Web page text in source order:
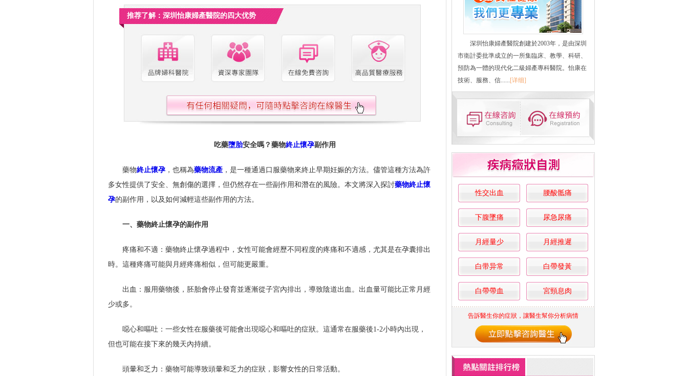
推荐了解：深圳怡康婦產醫院的四大优势
吃藥墮胎安全嗎？藥物終止懷孕副作用
藥物終止懷孕，也稱為藥物流產，是一種通過口服藥物來終止早期妊娠的方法。儘管這種方法為許
多女性提供了安全、無創傷的選擇，但仍然存在一些副作用和潛在的風險。本文將深入探討藥物終止懷
孕的副作用，以及如何減輕這些副作用的方法。
一、藥物終止懷孕的副作用
疼痛和不適：藥物終止懷孕過程中，女性可能會經歷不同程度的疼痛和不適感，尤其是在孕囊排出
時。這種疼痛可能與月經疼痛相似，但可能更嚴重。
出血：服用藥物後，胚胎會停止發育並逐漸從子宮內排出，導致陰道出血。出血量可能比正常月經
少或多。
噁心和嘔吐：一些女性在服藥後可能會出現噁心和嘔吐的症狀。這通常在服藥後1-2小時內出現，
但也可能在接下來的幾天內持續。
頭暈和乏力：藥物可能導致頭暈和乏力的症狀，影響女性的日常活動。
深圳怡康婦產醫院創建於2003年，是由深圳
市衛計委批準成立的一所集臨床、教學、科研、
預防為一體的現代化二級婦產專科醫院。怡康在
技術、服務、信...... [详细]
性交出血 腰酸骶痛
下腹墜痛 尿急尿痛
月經量少 月經推遲
白带异常 白帶發黃
白帶帶血 宮頸息肉
告訴醫生你的症狀，讓醫生幫你分析病情